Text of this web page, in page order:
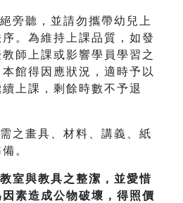
旁聽，並請勿攜帶幼兒上
。為維持上課品質，如發
師上課或影響學員學習之
館得因應狀況，適時予以
上課，剩餘時數不予退
之畫具、材料、講義、紙
。
室與教具之整潔，並愛惜
素造成公物破壞，得照價